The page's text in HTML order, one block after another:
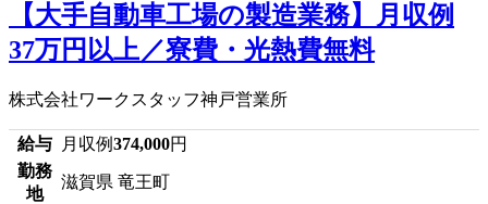
【大手自動車工場の製造業務】月収例
37万円以上／寮費・光熱費無料
株式会社ワークスタッフ神戸営業所
給与 月収例374,000円
勤務
地
滋賀県 竜王町